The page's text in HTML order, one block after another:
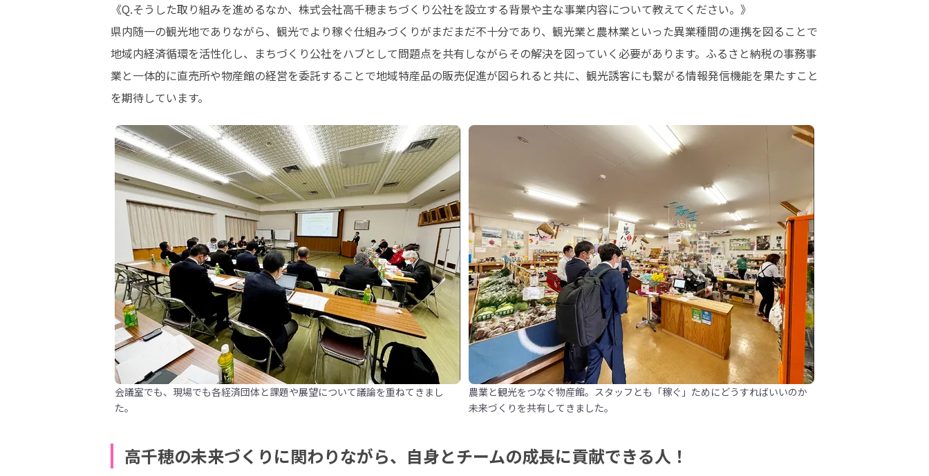
《Q.そうした取り組みを進めるなか、株式会社高千穂まちづくり公社を設立する背景や主な事業内容について教えてください。》
県内随一の観光地でありながら、観光でより稼ぐ仕組みづくりがまだまだ不十分であり、観光業と農林業といった異業種間の連携を図ることで
地域内経済循環を活性化し、まちづくり公社をハブとして問題点を共有しながらその解決を図っていく必要があります。ふるさと納税の事務事
業と一体的に直売所や物産館の経営を委託することで地域特産品の販売促進が図られると共に、観光誘客にも繋がる情報発信機能を果たすこと
を期待しています。
会議室でも、現場でも各経済団体と課題や展望について議論を重ねてきまし
た。
農業と観光をつなぐ物産館。スタッフとも「稼ぐ」ためにどうすればいいのか
未来づくりを共有してきました。
高千穂の未来づくりに関わりながら、自身とチームの成長に貢献できる人！